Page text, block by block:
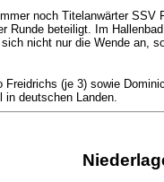
noch Titelanwärter
Runde beteiligt. Im
nicht nur die Wende an,
(je 3) sowie
deutschen Landen.